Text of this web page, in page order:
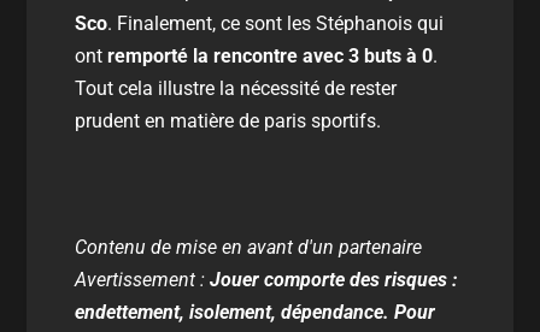
Sco. Finalement, ce sont les Stéphanois qui
ontremporté la rencontre avec 3 buts à 0.
Tout cela illustre la nécessité de rester
prudent en matière de paris sportifs.
Contenu de mise en avant d'un partenaire
Avertissement : Jouer comporte des risques :
endettement, isolement, dépendance. Pour